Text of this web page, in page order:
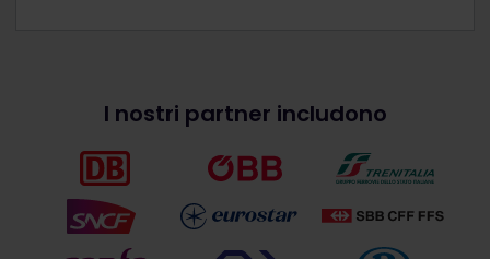
I nostri partner includono